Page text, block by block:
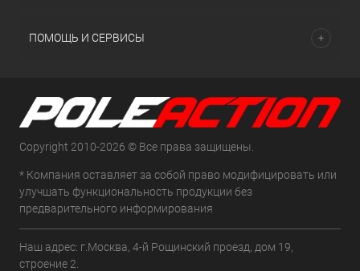
ПОМОЩЬ И СЕРВИСЫ
Copyright 2010-2026 © Все права защищены.
* Компания оставляет за собой право модифицировать или
улучшать функциональность продукции без
предварительного информирования
Наш адрес: г.Москва, 4-й Рощинский проезд, дом 19,
строение 2.